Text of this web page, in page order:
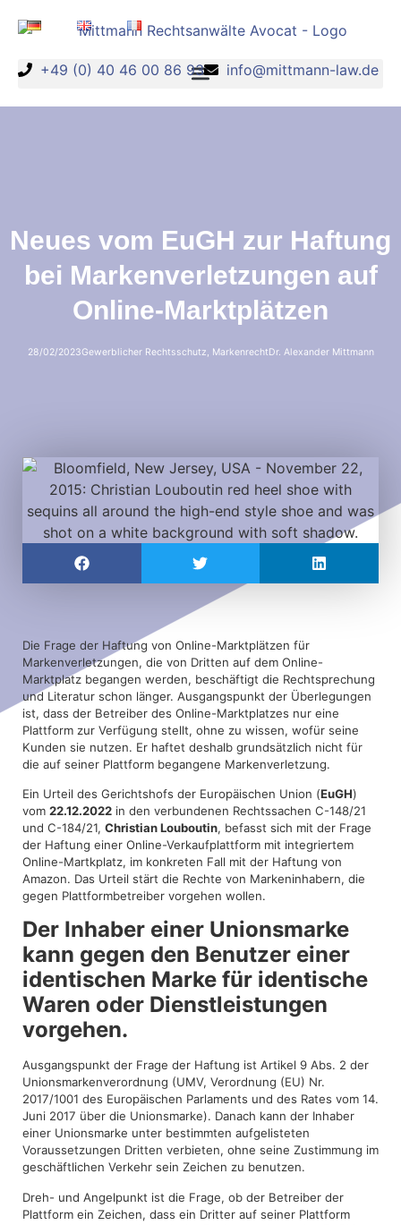
+49 (0) 40 46 00 86 93 info@mittmann-law.de
Neues vom EuGH zur Haftung
bei Markenverletzungen auf
Online-Marktplätzen
28/02/2023Gewerblicher Rechtsschutz, MarkenrechtDr. Alexander Mittmann
Die Frage der Haftung von Online-Marktplätzen für
Markenverletzungen, die von Dritten auf dem Online-
Marktplatz begangen werden, beschäftigt die Rechtsprechung
und Literatur schon länger. Ausgangspunkt der Überlegungen
ist, dass der Betreiber des Online-Marktplatzes nur eine
Plattform zur Verfügung stellt, ohne zu wissen, wofür seine
Kunden sie nutzen. Er haftet deshalb grundsätzlich nicht für
die auf seiner Plattform begangene Markenverletzung.
Ein Urteil des Gerichtshofs der Europäischen Union (EuGH)
vom 22.12.2022 in den verbundenen Rechtssachen C-148/21
und C-184/21, Christian Louboutin, befasst sich mit der Frage
der Haftung einer Online-Verkaufplattform mit integriertem
Online-Martkplatz, im konkreten Fall mit der Haftung von
Amazon. Das Urteil stärt die Rechte von Markeninhabern, die
gegen Plattformbetreiber vorgehen wollen.
Der Inhaber einer Unionsmarke
kann gegen den Benutzer einer
identischen Marke für identische
Waren oder Dienstleistungen
vorgehen.
Ausgangspunkt der Frage der Haftung ist Artikel 9 Abs. 2 der
Unionsmarkenverordnung (UMV, Verordnung (EU) Nr.
2017/1001 des Europäischen Parlaments und des Rates vom 14.
Juni 2017 über die Unionsmarke). Danach kann der Inhaber
einer Unionsmarke unter bestimmten aufgelisteten
Voraussetzungen Dritten verbieten, ohne seine Zustimmung im
geschäftlichen Verkehr sein Zeichen zu benutzen.
Dreh- und Angelpunkt ist die Frage, ob der Betreiber der
Plattform ein Zeichen, dass ein Dritter auf seiner Plattform